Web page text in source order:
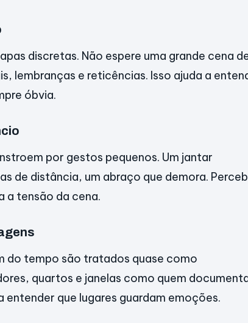
discretas. Não espere uma grande cena
lembranças e reticências. Isso ajuda a
óbvia.
por gestos pequenos. Um jantar
de distância, um abraço que demora.
a tensão da cena.
do tempo são tratados quase como
quartos e janelas como quem
entender que lugares guardam emoções.